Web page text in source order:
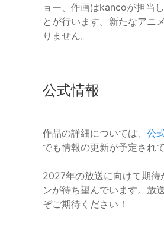
ョー、作画はkancoが担当
とが行います。新たなアニ
りません。
公式情報
作品の詳細については、 公
でも情報の更新が予定され
2027年の放送に向けて期待
ンが待ち望んでいます。放
ぞご期待ください！